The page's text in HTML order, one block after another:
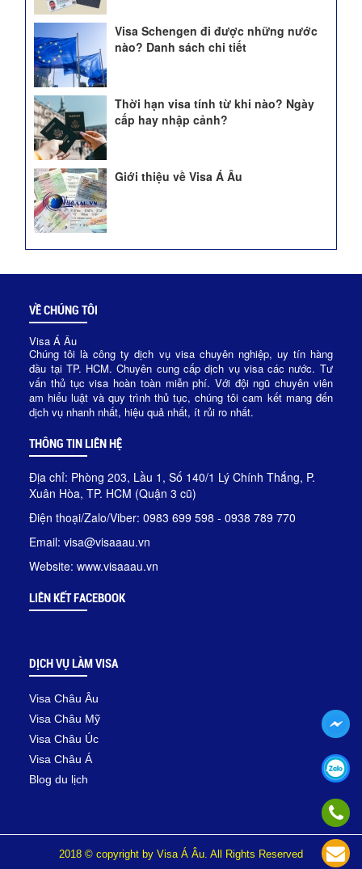
Visa Schengen đi được những nước
nào? Danh sách chi tiết
Thời hạn visa tính từ khi nào? Ngày
cấp hay nhập cảnh?
Giới thiệu về Visa Á Âu
VỀ CHÚNG TÔI
Visa Á Âu
Chúng tôi là công ty dịch vụ visa chuyên nghiệp, uy tín hàng
đầu tại TP. HCM. Chuyên cung cấp dịch vụ visa các nước. Tư
vấn thủ tục visa hoàn toàn miễn phí. Với đội ngũ chuyên viên
am hiểu luật và quy trình thủ tục, chúng tôi cam kết mang đến
dịch vụ nhanh nhất, hiệu quả nhất, ít rủi ro nhất.
THÔNG TIN LIÊN HỆ
Địa chỉ: Phòng 203, Lầu 1, Số 140/1 Lý Chính Thắng, P.
Xuân Hòa, TP. HCM (Quận 3 cũ)
Điện thoại/Zalo/Viber: 0983 699 598 - 0938 789 770
Email: visa@visaaau.vn
Website: www.visaaau.vn
LIÊN KẾT FACEBOOK
DỊCH VỤ LÀM VISA
Visa Châu Âu
Visa Châu Mỹ
Visa Châu Úc
Visa Châu Á
Blog du lịch
2018 © copyright by Visa Á Âu. All Rights Reserved